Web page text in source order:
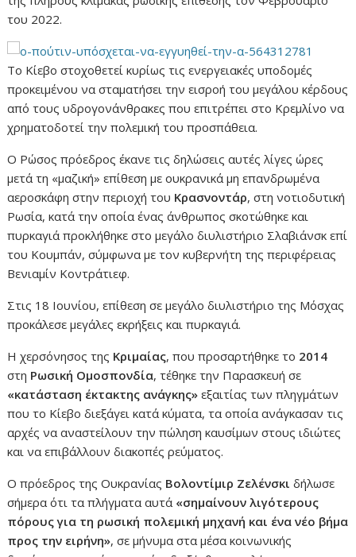
του 2022.
Το Κίεβο στοχοθετεί κυρίως τις ενεργειακές υποδομές
προκειμένου να σταματήσει την εισροή του μεγάλου κέρδους
από τους υδρογονάνθρακες που επιτρέπει στο Κρεμλίνο να
χρηματοδοτεί την πολεμική του προσπάθεια.
Ο Ρώσος πρόεδρος έκανε τις δηλώσεις αυτές λίγες ώρες
μετά τη «μαζική» επίθεση με ουκρανικά μη επανδρωμένα
αεροσκάφη στην περιοχή του Κρασνοντάρ, στη νοτιοδυτική
Ρωσία, κατά την οποία ένας άνθρωπος σκοτώθηκε και
πυρκαγιά προκλήθηκε στο μεγάλο διυλιστήριο Σλαβιάνσκ επί
του Κουμπάν, σύμφωνα με τον κυβερνήτη της περιφέρειας
Βενιαμίν Κοντράτιεφ.
Στις 18 Ιουνίου, επίθεση σε μεγάλο διυλιστήριο της Μόσχας
προκάλεσε μεγάλες εκρήξεις και πυρκαγιά.
Η χερσόνησος της Κριμαίας, που προσαρτήθηκε το 2014
στη Ρωσική Ομοσπονδία, τέθηκε την Παρασκευή σε
«κατάσταση έκτακτης ανάγκης» εξαιτίας των πληγμάτων
που το Κίεβο διεξάγει κατά κύματα, τα οποία ανάγκασαν τις
αρχές να αναστείλουν την πώληση καυσίμων στους ιδιώτες
και να επιβάλλουν διακοπές ρεύματος.
Ο πρόεδρος της Ουκρανίας Βολοντίμιρ Ζελένσκι δήλωσε
σήμερα ότι τα πλήγματα αυτά «σημαίνουν λιγότερους
πόρους για τη ρωσική πολεμική μηχανή και ένα νέο βήμα
προς την ειρήνη», σε μήνυμα στα μέσα κοινωνικής